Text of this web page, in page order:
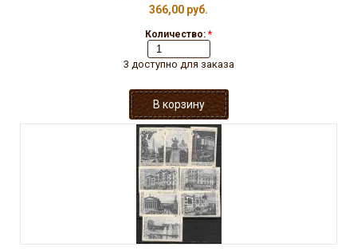
366,00 руб.
Количество: *
3 доступно для заказа